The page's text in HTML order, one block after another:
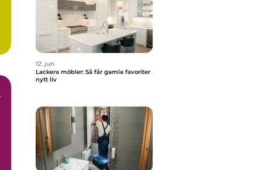
12. jun
Lackera möbler: Så får gamla favoriter
nytt liv